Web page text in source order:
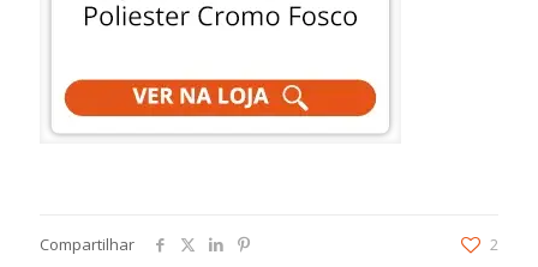
Compartilhar 2